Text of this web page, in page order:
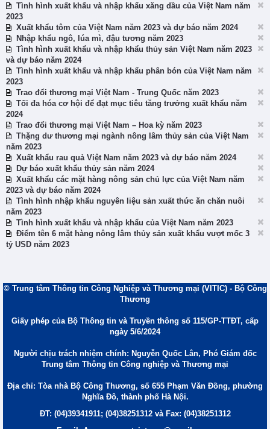
Tình hình xuất khẩu và nhập khẩu xăng dầu của Việt Nam năm
2023
Xuất khẩu tôm của Việt Nam năm 2023 và dự báo năm 2024
Nhập khẩu ngô, lúa mì, đậu tương năm 2023
Tình hình xuất khẩu và nhập khẩu thủy sản Việt Nam năm 2023
và dự báo năm 2024
Tình hình xuất khẩu và nhập khẩu phân bón của Việt Nam năm
2023
Trao đổi thương mại Việt Nam - Trung Quốc năm 2023
Tối đa hóa cơ hội để đạt mục tiêu tăng trưởng xuất khẩu năm
2024
Trao đổi thương mại Việt Nam – Hoa kỳ năm 2023
Thặng dư thương mại ngành nông lâm thủy sản của Việt Nam
năm 2023
Xuất khẩu rau quả Việt Nam năm 2023 và dự báo năm 2024
Dự báo xuất khẩu thủy sản năm 2024
Xuất khẩu các mặt hàng nông sản chủ lực của Việt Nam năm
2023 và dự báo năm 2024
Tình hình nhập khẩu nguyên liệu sản xuất thức ăn chăn nuôi
năm 2023
Tình hình xuất khẩu và nhập khẩu của Việt Nam năm 2023
Điểm tên 6 mặt hàng nông lâm thủy sản xuất khẩu vượt mốc 3
tỷ USD năm 2023
© Trung tâm Thông tin Công Nghiệp và Thương mại (VITIC) - Bộ Công
Thương
Giấy phép của Bộ Thông tin và Truyền thông số 115/GP-TTĐT, cấp
ngày 5/6/2024
Người chịu trách nhiệm chính: Nguyễn Quốc Lân, Phó Giám đốc
Trung tâm Thông tin Công nghiệp và Thương mại
Địa chỉ: Tòa nhà Bộ Công Thương, số 655 Phạm Văn Đồng, phường
Nghĩa Đô, thành phố Hà Nội.
ĐT: (04)39341911; (04)38251312 và Fax: (04)38251312